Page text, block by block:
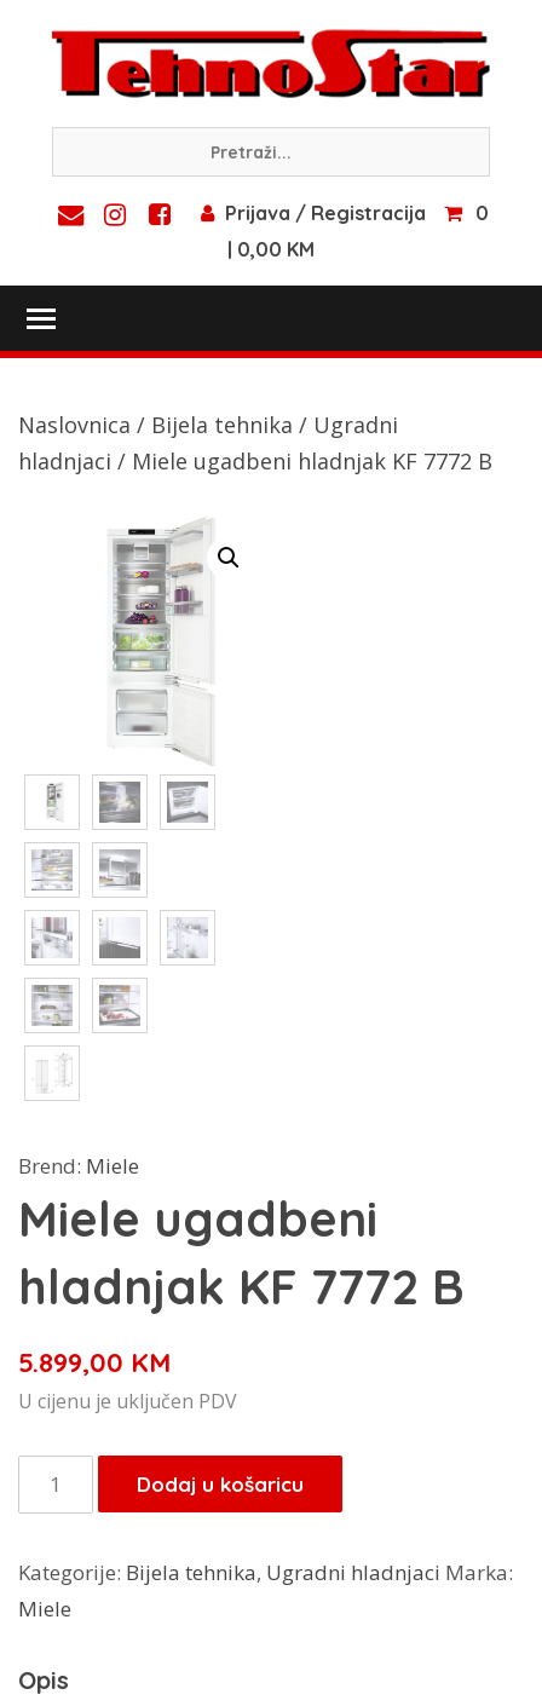
content
Prijava / Registracija
0
| 0,00 KM
Naslovnica / Bijela tehnika / Ugradni
hladnjaci / Miele ugadbeni hladnjak KF 7772 B
Brend: Miele
Miele ugadbeni
hladnjak KF 7772 B
5.899,00 KM
U cijenu je uključen PDV
Miele
ugadbeni
KF
7772
količina
Dodaj u košaricu
Kategorije: Bijela tehnika, Ugradni hladnjaci Marka:
Miele
Opis